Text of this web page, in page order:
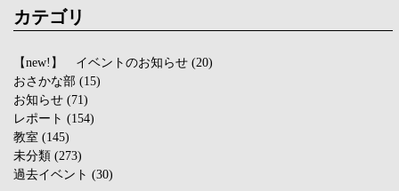
カテゴリ
【new!】 イベントのお知らせ (20)
おさかな部 (15)
お知らせ (71)
レポート (154)
教室 (145)
未分類 (273)
過去イベント (30)